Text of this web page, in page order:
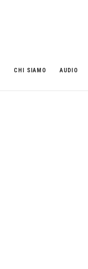
CHI SIAMO AUDIO